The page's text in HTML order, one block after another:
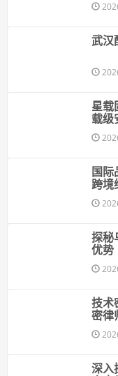
武汉
星载
载级
国际
跨境
探秘
优势
技术
密律
深入